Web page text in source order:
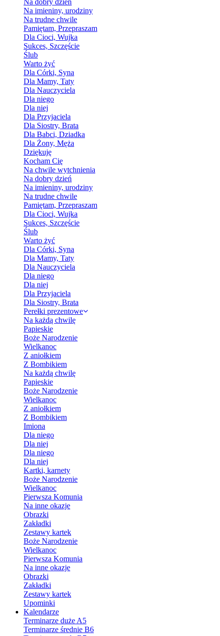
Na dobry dzień
Na imieniny, urodziny
Na trudne chwile
Pamiętam, Przepraszam
Dla Cioci, Wujka
Sukces, Szczęście
Ślub
Warto żyć
Dla Córki, Syna
Dla Mamy, Taty
Dla Nauczyciela
Dla niego
Dla niej
Dla Przyjaciela
Dla Siostry, Brata
Dla Babci, Dziadka
Dla Żony, Męża
Dziękuję
Kocham Cię
Na chwile wytchnienia
Na dobry dzień
Na imieniny, urodziny
Na trudne chwile
Pamiętam, Przepraszam
Dla Cioci, Wujka
Sukces, Szczęście
Ślub
Warto żyć
Dla Córki, Syna
Dla Mamy, Taty
Dla Nauczyciela
Dla niego
Dla niej
Dla Przyjaciela
Dla Siostry, Brata
Perełki prezentowe
Na każdą chwilę
Papieskie
Boże Narodzenie
Wielkanoc
Z aniołkiem
Z Bombikiem
Na każdą chwilę
Papieskie
Boże Narodzenie
Wielkanoc
Z aniołkiem
Z Bombikiem
Imiona
Dla niego
Dla niej
Dla niego
Dla niej
Kartki, karnety
Boże Narodzenie
Wielkanoc
Pierwsza Komunia
Na inne okazje
Obrazki
Zakładki
Zestawy kartek
Boże Narodzenie
Wielkanoc
Pierwsza Komunia
Na inne okazje
Obrazki
Zakładki
Zestawy kartek
Upominki
Kalendarze
Terminarze duże A5
Terminarze średnie B6